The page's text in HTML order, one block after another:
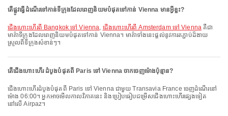
តើផ្លូវធ្វើដំណើរទៅកាន់ទីក្រុងដែលពេញនិយមបំផុតទៅកាន់ Vienna មានអ្វីខ្លះ?
ជើងហោះហើរពី Bangkok ទៅ Vienna, ជើងហោះហើរពី Amsterdam ទៅ Vienna គឺជា
មាគ៌ាទីក្រុងដែលពេញនិយមបំផុតទៅកាន់ Vienna។ មាគ៌ាទាំងនេះផ្តល់នូវការតភ្ជាប់ដ៏ងាយ
ស្រួលពីទីក្រុងសំខាន់ៗ។
តើជើងហោះហើរ ដំបូងបំផុតពី Paris ទៅ Vienna ចាកចេញម៉ោងប៉ុន្មាន?
ជើងហោះហើរដំបូងបំផុតពី Paris ទៅ Vienna ជាមួយ Transavia France ចេញដំណើរនៅ
ម៉ោង 06:00។ អ្នកអាចមើលកាលវិភាគនេះ និងប្រៀបធៀបជម្រើសជើងហោះហើរផ្សេងទៀត
នៅលើ Airpaz។